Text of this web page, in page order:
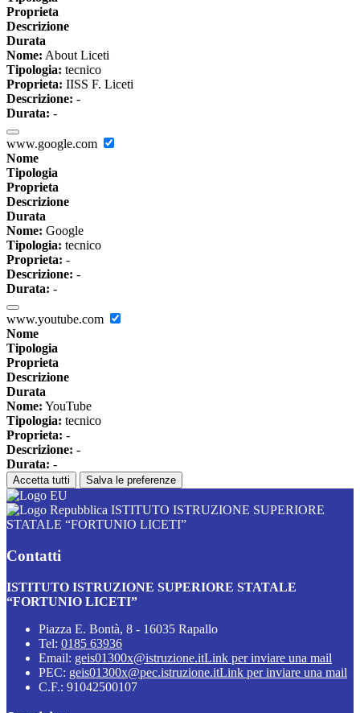
Proprieta
Descrizione
Durata
Nome: About Liceti
Tipologia: tecnico
Proprieta: IISS F. Liceti
Descrizione: -
Durata: -
www.google.com
Nome
Tipologia
Proprieta
Descrizione
Durata
Nome: Google
Tipologia: tecnico
Proprieta: -
Descrizione: -
Durata: -
www.youtube.com
Nome
Tipologia
Proprieta
Descrizione
Durata
Nome: YouTube
Tipologia: tecnico
Proprieta: -
Descrizione: -
Durata: -
Accetta tutti Salva le preferenze
ISTITUTO ISTRUZIONE SUPERIORE
STATALE “FORTUNIO LICETI”
Contatti
ISTITUTO ISTRUZIONE SUPERIORE STATALE
“FORTUNIO LICETI”
Piazza E. Bontà, 8 - 16035 Rapallo
Tel: 0185 63936
Email: geis01300x@istruzione.itLink per inviare una mail
PEC: geis01300x@pec.istruzione.itLink per inviare una mail
C.F.: 91042500107